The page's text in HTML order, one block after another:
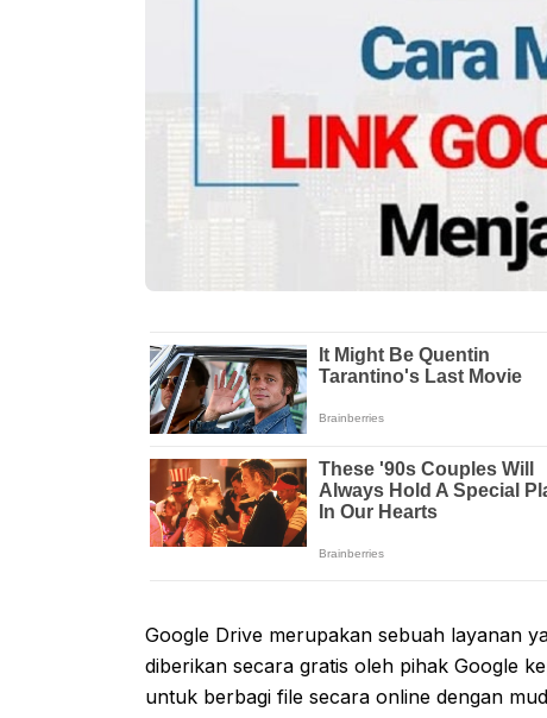
Google Drive merupakan sebuah layanan
diberikan secara gratis oleh pihak Google
untuk berbagi file secara online dengan